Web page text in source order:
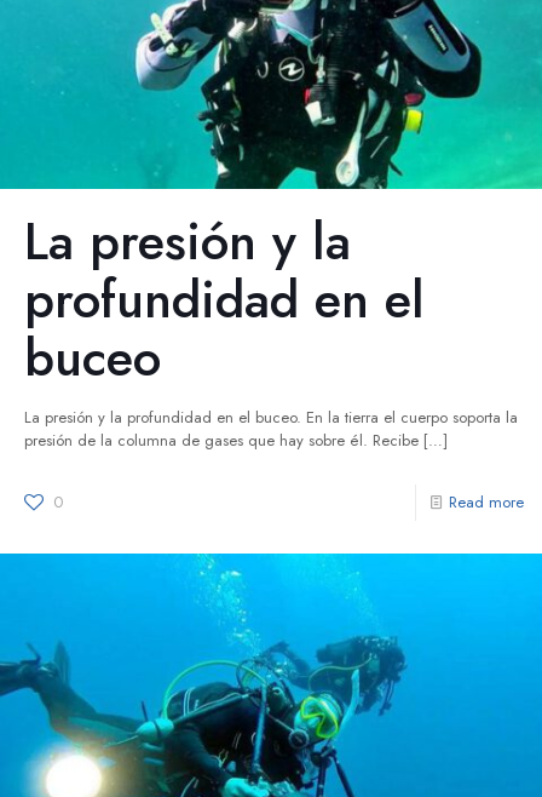
La presión y la
profundidad en el
buceo
La presión y la profundidad en el buceo. En la tierra el cuerpo soporta la
presión de la columna de gases que hay sobre él. Recibe […]
0 Read more